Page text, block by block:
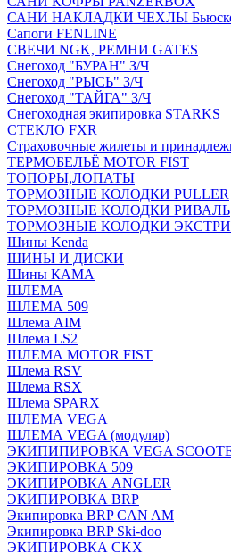
САНИ НАКЛАДКИ ЧЕХЛЫ
Сапоги FENLINE
СВЕЧИ NGK, РЕМНИ GATES
Снегоход "БУРАН" З/Ч
Снегоход "РЫСЬ" З/Ч
Снегоход "ТАЙГА" З/Ч
Снегоходная экипировка STARKS
СТЕКЛО FXR
Страховочные жилеты и
ТЕРМОБЕЛЬЁ MOTOR FIST
ТОПОРЫ,ЛОПАТЫ
ТОРМОЗНЫЕ КОЛОДКИ PULLER
ТОРМОЗНЫЕ КОЛОДКИ РИВАЛЬ
ТОРМОЗНЫЕ КОЛОДКИ
Шины Kenda
ШИНЫ И ДИСКИ
Шины КАМА
ШЛЕМА
ШЛЕМА 509
Шлема AIM
Шлема LS2
ШЛЕМА MOTOR FIST
Шлема RSV
Шлема RSX
Шлема SPARX
ШЛЕМА VEGA
ШЛЕМА VEGA (модуляр)
ЭКИПИПИРОВКА VEGA
ЭКИПИРОВКА 509
ЭКИПИРОВКА ANGLER
ЭКИПИРОВКА BRP
Экипировка BRP CAN AM
Экипировка BRP Ski-doo
ЭКИПИРОВКА CKX